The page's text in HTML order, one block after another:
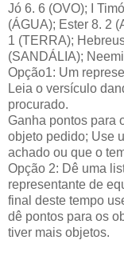
Jó 6. 6 (OVO); I
(ÁGUA); Ester 8. 2
1 (TERRA);
(SANDÁLIA);
Opção1: Um
Leia o versículo
procurado.
Ganha pontos para
objeto pedido; Use
achado ou que o
Opção 2: Dê uma
representante de
final deste tempo
dê pontos para os
tiver mais objetos.